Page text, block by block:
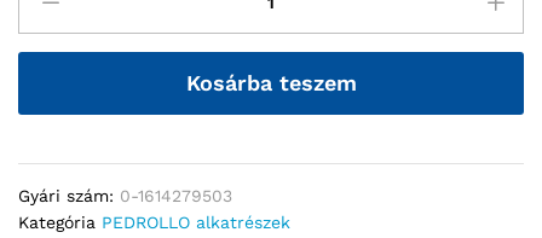
Kosárba teszem
Gyári szám: 0-1614279503
Kategória PEDROLLO alkatrészek